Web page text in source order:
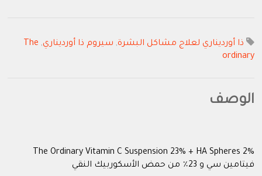
ذا أورديناري لعلاج مشاكل البشرة, سيروم ذا أورديناري,
The
ordinary
الوصف
The Ordinary Vitamin C Suspension 23% + HA Spheres 2%
فيتامين سي و 23٪ من حمض الأسكوربيك النقي